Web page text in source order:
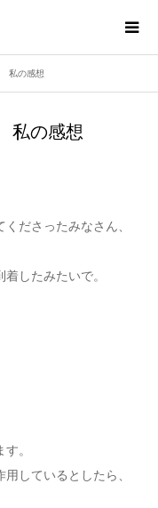
私の感想
の感想
ださったみなさん、
したみたいで。
。
しているとしたら、